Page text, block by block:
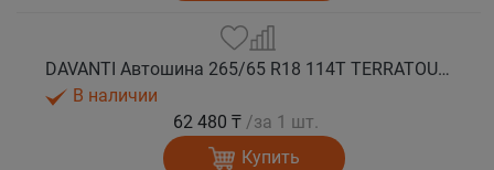
DAVANTI Автошина 265/65 R18 114T TERRATOURA A/T RBL RPR M+S
В наличии
62 480 ₸ /за 1 шт.
Купить